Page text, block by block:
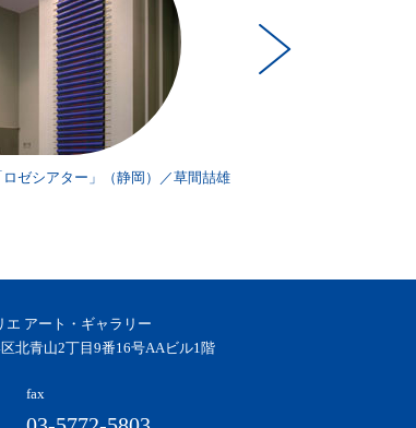
ゼシアター」（静岡）／草間喆雄
エ アート・ギャラリー
北青山2丁目9番16号AAビル1階
fax